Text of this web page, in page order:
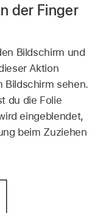
der Finger
Bildschirm und
Aktion
Bildschirm sehen.
du die Folie
eingeblendet,
beim Zuziehen